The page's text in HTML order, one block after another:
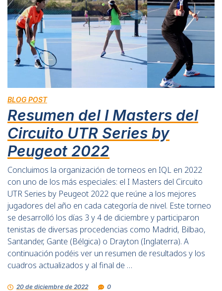
BLOG POST
Resumen del I Masters del
Circuito UTR Series by
Peugeot 2022
Concluimos la organización de torneos en IQL en 2022
con uno de los más especiales: el I Masters del Circuito
UTR Series by Peugeot 2022 que reúne a los mejores
jugadores del año en cada categoría de nivel. Este torneo
se desarrolló los días 3 y 4 de diciembre y participaron
tenistas de diversas procedencias como Madrid, Bilbao,
Santander, Gante (Bélgica) o Drayton (Inglaterra). A
continuación podéis ver un resumen de resultados y los
cuadros actualizados y al final de …
20 de diciembre de 2022 0